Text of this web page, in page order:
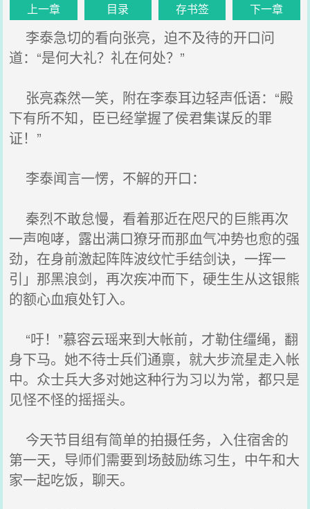
上一章 目录 存书签 下一章
李泰急切的看向张亮，迫不及待的开口问
道：“是何大礼？礼在何处？”
张亮森然一笑，附在李泰耳边轻声低语：“殿
下有所不知，臣已经掌握了侯君集谋反的罪
证！”
李泰闻言一愣，不解的开口：
秦烈不敢怠慢，看着那近在咫尺的巨熊再次
一声咆哮，露出满口獠牙而那血气冲势也愈的强
劲，在身前激起阵阵波纹忙手结剑诀，一挥一
引」那黑浪剑，再次疾冲而下，硬生生从这银熊
的额心血痕处钉入。
“吁！”慕容云瑶来到大帐前，才勒住缰绳，翻
身下马。她不待士兵们通禀，就大步流星走入帐
中。众士兵大多对她这种行为习以为常，都只是
见怪不怪的摇摇头。
今天节目组有简单的拍摄任务，入住宿舍的
第一天，导师们需要到场鼓励练习生，中午和大
家一起吃饭，聊天。